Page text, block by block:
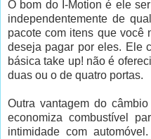
O bom do I-Motion é ele
independentemente de
pacote com itens que você
deseja pagar por eles. Ele
básica take up! não é
duas ou o de quatro portas.
Outra vantagem do
economiza combustível
intimidade com